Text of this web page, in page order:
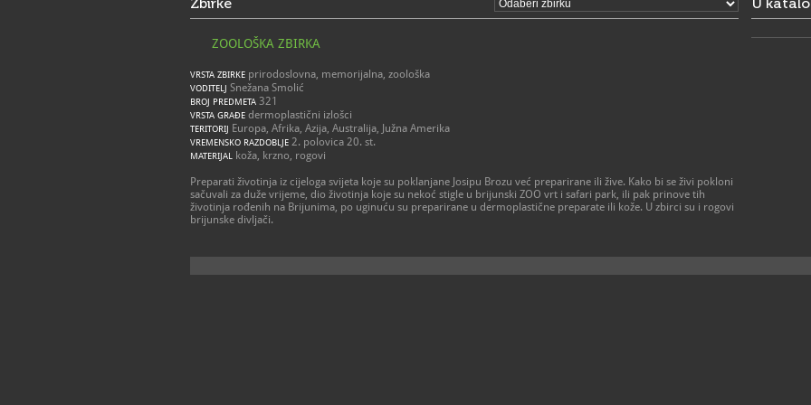
https://
brijuni.hr/
ZOOLOŠKA ZBIRKA
VRSTA ZBIRKE prirodoslovna, memorijalna, zoološka
VODITELJ Snežana Smolić
BROJ PREDMETA 321
VRSTA GRAĐE dermoplastični izlošci
TERITORIJ Europa, Afrika, Azija, Australija, Južna Amerika
VREMENSKO RAZDOBLJE 2. polovica 20. st.
MATERIJAL koža, krzno, rogovi
Preparati životinja iz cijeloga svijeta koje su poklanjane Josipu Brozu već preparirane ili žive. Kako bi se živi pokloni
sačuvali za duže vrijeme, dio životinja koje su nekoć stigle u brijunski ZOO vrt i safari park, ili pak prinove tih
životinja rođenih na Brijunima, po uginuću su preparirane u dermoplastične preparate ili kože. U zbirci su i rogovi
brijunske divljači.